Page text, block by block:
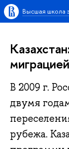
Высшая школа
миграцией
В 2009 г.
двумя
рубежа.